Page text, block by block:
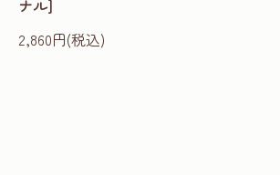
ナル]
2,860円(税込)